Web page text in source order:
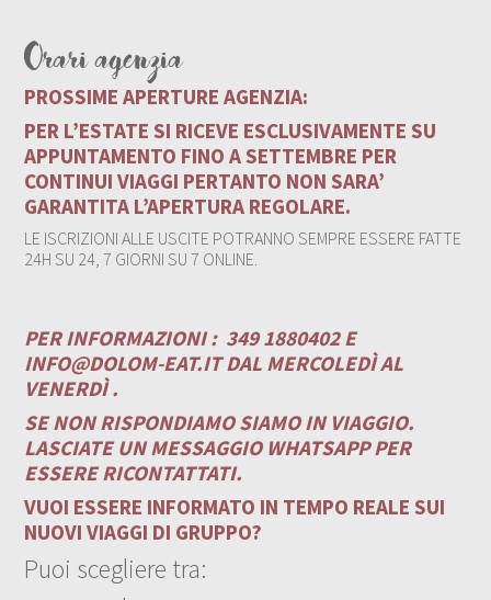
Orari agenzia
PROSSIME APERTURE AGENZIA:
PER L’ESTATE SI RICEVE ESCLUSIVAMENTE SU
APPUNTAMENTO FINO A SETTEMBRE PER
CONTINUI VIAGGI PERTANTO NON SARA’
GARANTITA L’APERTURA REGOLARE.
LE ISCRIZIONI ALLE USCITE POTRANNO SEMPRE ESSERE FATTE
24H SU 24, 7 GIORNI SU 7 ONLINE.
PER INFORMAZIONI : 349 1880402 E
INFO@DOLOM-EAT.ITDAL MERCOLEDÌ AL
VENERDÌ .
SE NON RISPONDIAMO SIAMO IN VIAGGIO.
LASCIATE UN MESSAGGIO WHATSAPP PER
ESSERE RICONTATTATI.
VUOI ESSERE INFORMATO IN TEMPO REALE SUI
NUOVI VIAGGI DI GRUPPO?
Puoi scegliere tra: